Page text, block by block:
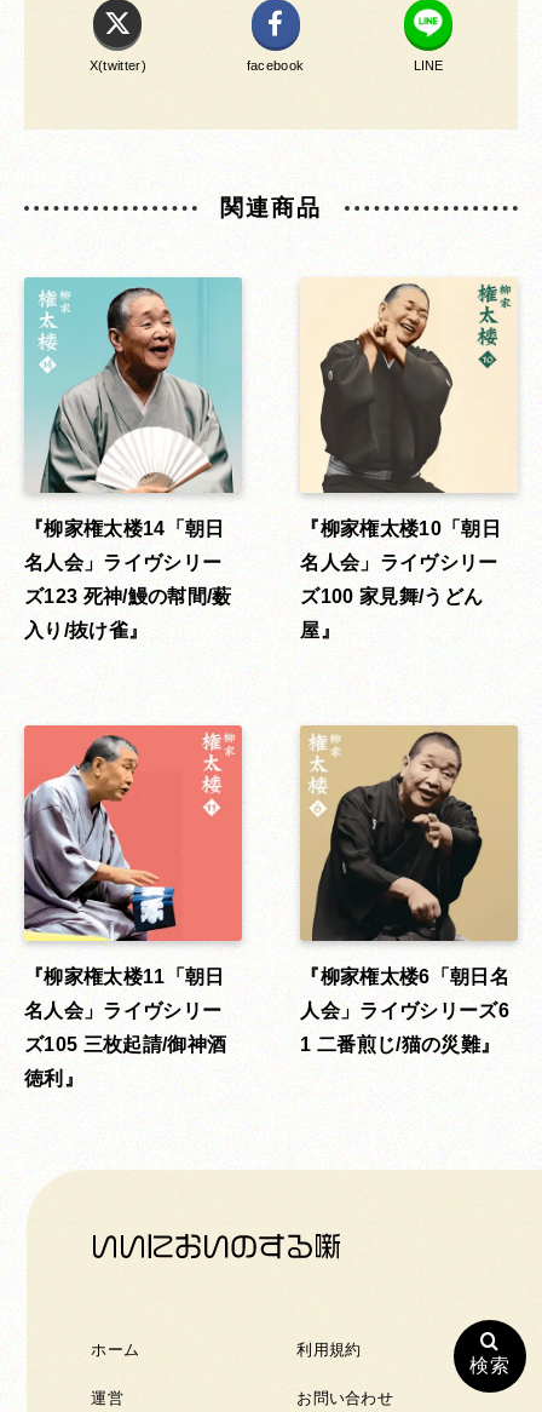
X(twitter) facebook LINE
関連商品
柳家権太楼14「朝日
名人会」ライヴシリー
ズ123 死神/鰻の幇間/薮
入り/抜け雀
柳家権太楼10「朝日
名人会」ライヴシリー
ズ100 家見舞/うどん
屋
柳家権太楼11「朝日
名人会」ライヴシリー
ズ105 三枚起請/御神酒
徳利
柳家権太楼6「朝日名
人会」ライヴシリーズ6
1 二番煎じ/猫の災難
検索
ホーム 利用規約
運営 お問い合わせ